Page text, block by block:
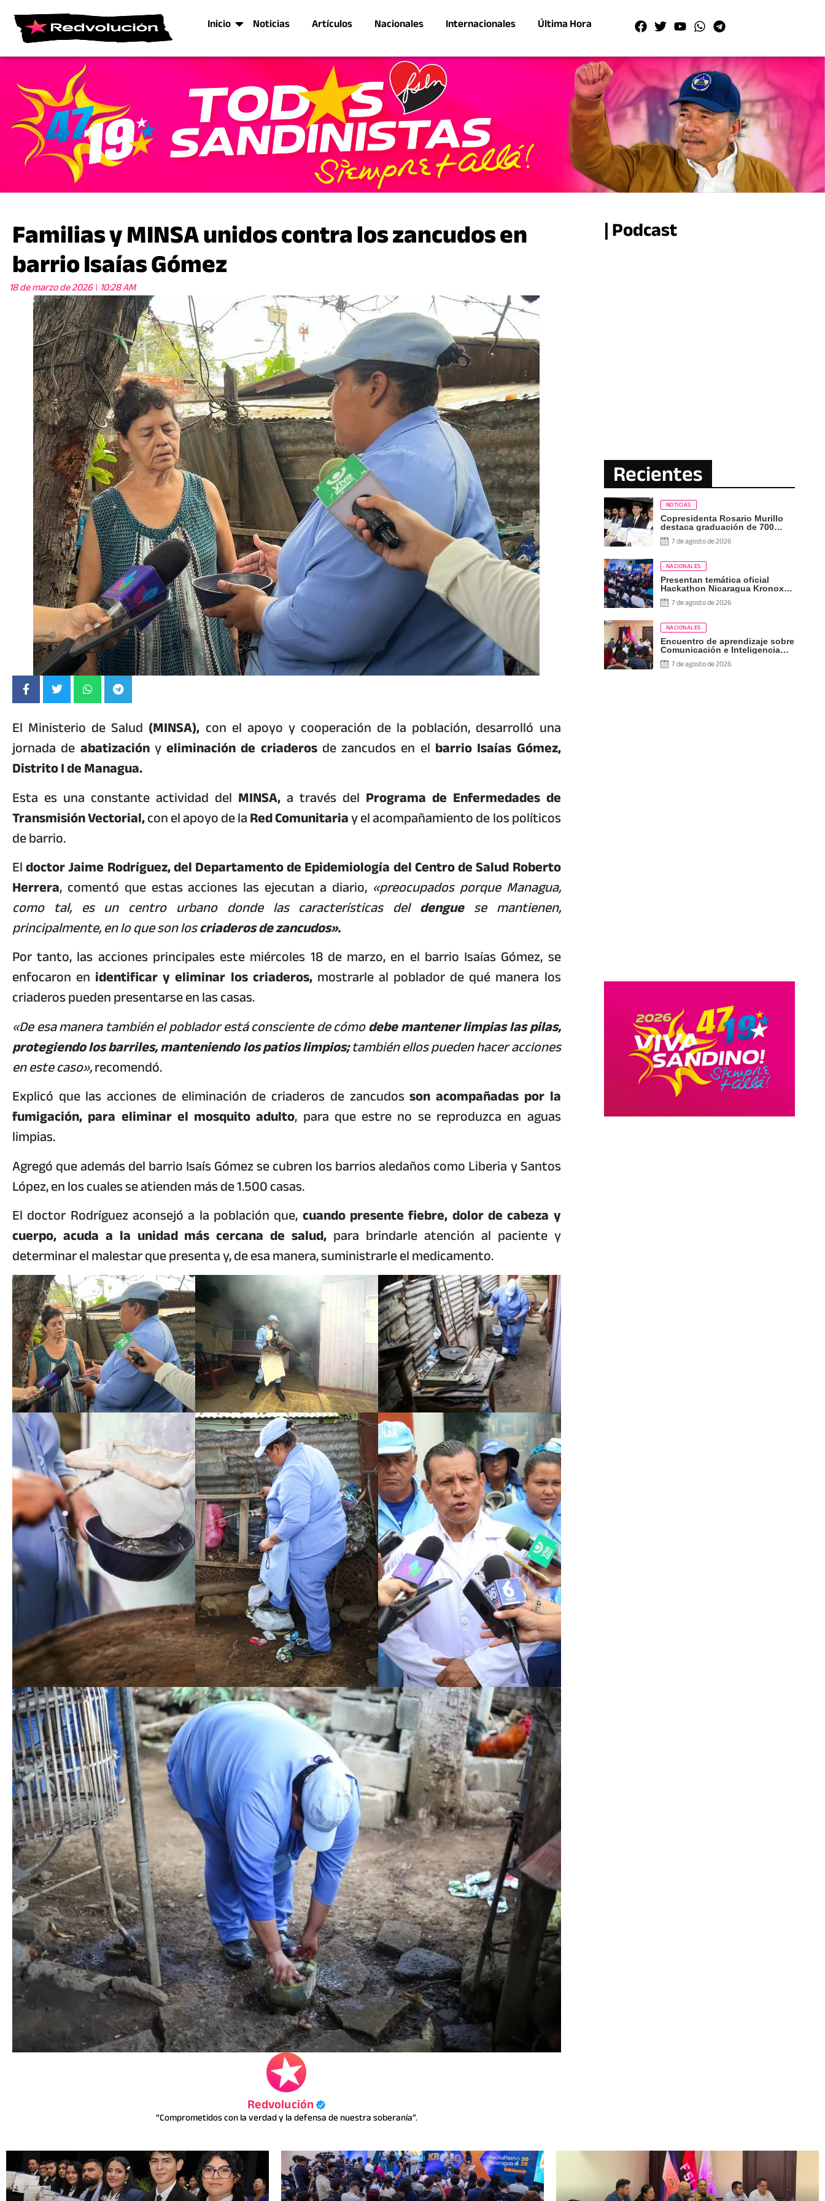
Inicio Noticias Artículos Nacionales Internacionales Última Hora
Familias y MINSA unidos contra los zancudos en
barrio Isaías Gómez
18 de marzo de 2026 10:28 AM
El Ministerio de Salud (MINSA), con el apoyo y cooperación de la población, desarrolló una
jornada de abatizaciónyeliminación de criaderosde zancudos en el barrio Isaías Gómez,
Distrito I de Managua.
Esta es una constante actividad del MINSA,a través del Programa de Enfermedades de
Transmisión Vectorial,con el apoyo de laRed Comunitariay el acompañamiento de los políticos
de barrio.
Eldoctor Jaime Rodríguez, del Departamento de Epidemiología del Centro de Salud Roberto
Herrera, comentó que estas acciones las ejecutan a diario, «preocupados porque Managua,
como tal, es un centro urbano donde las características del denguese mantienen,
principalmente, en lo que son loscriaderos de zancudos».
Por tanto, las acciones principales este miércoles 18 de marzo, en el barrio Isaías Gómez, se
enfocaron en identificar y eliminar los criaderos, mostrarle al poblador de qué manera los
criaderos pueden presentarse en las casas.
«De esa manera también el poblador está consciente de cómodebe mantener limpias las pilas,
protegiendo los barriles, manteniendo los patios limpios;también ellos pueden hacer acciones
en este caso»,recomendó.
Explicó que las acciones de eliminación de criaderos de zancudosson acompañadas por la
fumigación, para eliminar el mosquito adulto, para que estre no se reproduzca en aguas
limpias.
Agregó que además del barrio Isaís Gómez se cubren los barrios aledaños como Liberia y Santos
López, en los cuales se atienden más de 1.500 casas.
El doctor Rodríguez aconsejó a la población que,cuando presente fiebre, dolor de cabeza y
cuerpo, acuda a la unidad más cercana de salud, para brindarle atención al paciente y
determinar el malestar que presenta y, de esa manera, suministrarle el medicamento.
Redvolución
“Comprometidos con la verdad y la defensa de nuestra soberanía”.
| Podcast
Recientes
NOTICIAS
Copresidenta Rosario Murillo
destaca graduación de 700
nuevos profesionales Pueblo
Presidente
7 de agosto de 2026
NACIONALES
Presentan temática oficial
Hackathon Nicaragua Kronox
2026, 10 años ¡Siempre Más
Allá!7 de agosto de 2026
NACIONALES
Encuentro de aprendizaje sobre
Comunicación e Inteligencia
Artificial
7 de agosto de 2026